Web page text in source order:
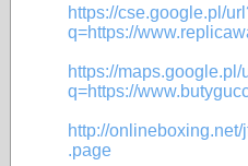
https://cse.google.pl/
q=https://
https://maps.google.pl/
q=https://
http://
.page